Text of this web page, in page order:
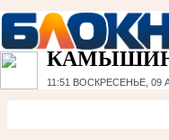
11:51 ВОСКРЕСЕНЬЕ, 09